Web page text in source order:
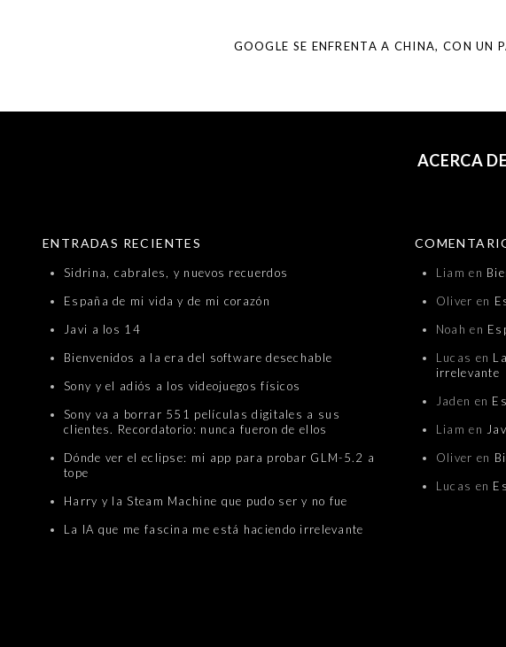
GOOGLE SE ENFRENTA A CHINA, CON UN
ACERCA
ENTRADAS RECIENTES
Sidrina, cabrales, y nuevos recuerdos
España de mi vida y de mi corazón
Javi a los 14
Bienvenidos a la era del software desechable
Sony y el adiós a los videojuegos físicos
Sony va a borrar 551 películas digitales a sus
clientes. Recordatorio: nunca fueron de ellos
Dónde ver el eclipse: mi app para probar GLM-5.2 a
tope
Harry y la Steam Machine que pudo ser y no fue
La IA que me fascina me está haciendo irrelevante
Liam en
Oliver en
Noah en
Lucas en
irrelevante
Jaden en
Liam en
Oliver en
Lucas en